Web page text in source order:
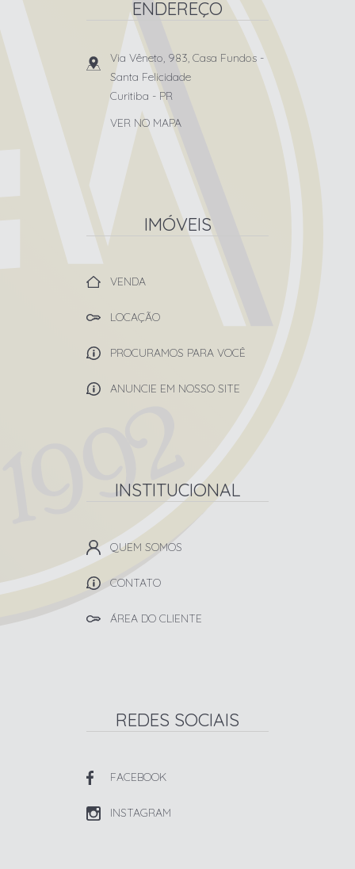
ENDEREÇO
Via Vêneto, 983, Casa Fundos -
Santa Felicidade
Curitiba - PR
VER NO MAPA
IMÓVEIS
VENDA
LOCAÇÃO
PROCURAMOS PARA VOCÊ
ANUNCIE EM NOSSO SITE
INSTITUCIONAL
QUEM SOMOS
CONTATO
ÁREA DO CLIENTE
REDES SOCIAIS
FACEBOOK
INSTAGRAM